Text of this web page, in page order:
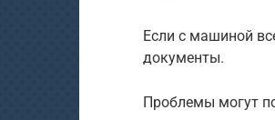
Если с машиной
документы.
Проблемы могут